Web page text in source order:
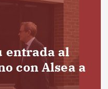
entrada al
con Alsea a